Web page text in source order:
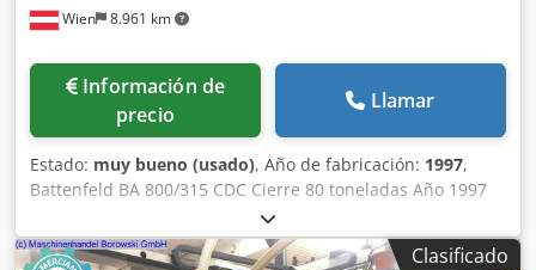
Wien 8.961 km
Información de
precio
Llamar
Estado: muy bueno (usado), Año de fabricación: 1997,
Battenfeld BA 800/315 CDC Cierre 80 toneladas Año 1997
Anchura 40 mm Distancia entre tirantes 37x42 Dcjdpfx Aor
Nf R Ijf Aok
Clasificado